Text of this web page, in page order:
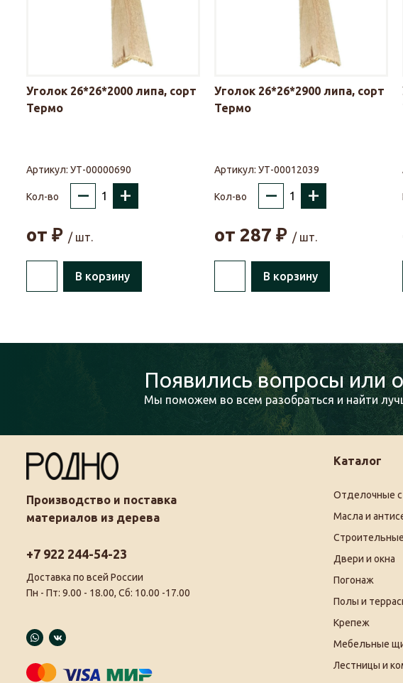
Уголок 26*26*2000 липа, сорт
Термо
Артикул: УТ-00000690
Кол-во – +
от ₽ / шт.
В корзину
Уголок 26*26*2900 липа, сорт
Термо
Артикул: УТ-00012039
Кол-во – +
от 287 ₽ / шт.
В корзину
Появились вопросы или
Мы поможем во всем разобраться и найти
Производство и поставка
материалов из дерева
+7 922 244-54-23
Доставка по всей России
Пн - Пт: 9.00 - 18.00, Сб: 10.00 -17.00
Каталог
Отделочные
Масла и
Двери и окна
Погонаж
Полы и
Крепеж
Мебельные
Лестницы и